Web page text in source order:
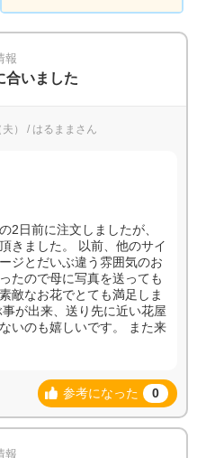
報
合いました
） / はるままさん
2日前に注文しましたが、
きました。 以前、他のサイ
ジとだいぶ違う雰囲気のお
たので母に写真を送っても
敵なお花でとても満足しま
が出来、送り先に近い花屋
いのも嬉しいです。 また来
参考になった 0
報